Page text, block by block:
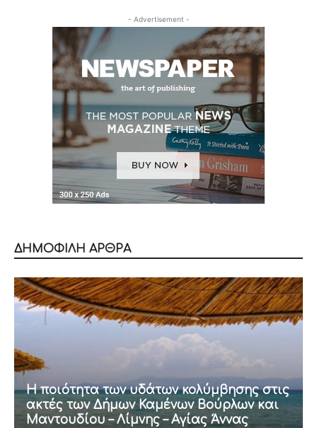
- Advertisement -
ΔΗΜΟΦΙΛΗ ΑΡΘΡΑ
Η ποιότητα των υδάτων κολύμβησης στις
ακτές των Δήμων Καμένων Βούρλων και
Μαντουδίου – Λίμνης – Αγίας Άννας